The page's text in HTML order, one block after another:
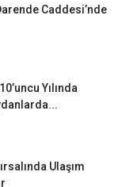
Caddesi’nde
Yılında
Ulaşım